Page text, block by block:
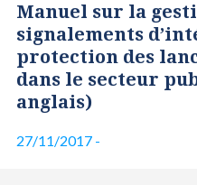
Manuel sur la
signalements
protection des
dans le secteur
anglais)
27/11/2017 -